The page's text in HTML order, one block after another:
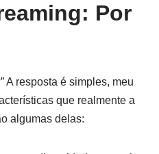
Por
A resposta é simples, meu
que realmente a
algumas delas: